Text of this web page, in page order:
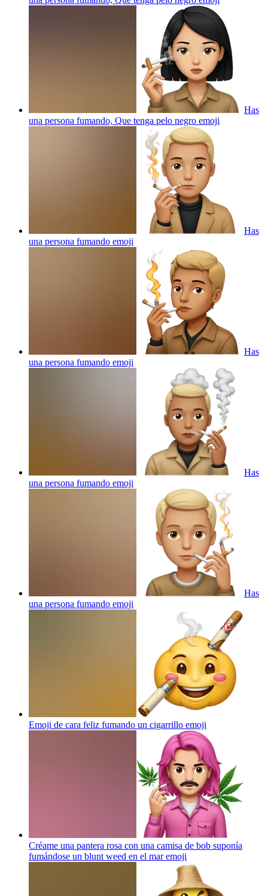
Has
una persona fumando, Que tenga pelo negro emoji
Has
una persona fumando emoji
Has
una persona fumando emoji
Has
una persona fumando emoji
Has
una persona fumando emoji
Emoji de cara feliz fumando un cigarrillo emoji
Créame una pantera rosa con una camisa de bob suponía
fumándose un blunt weed en el maremoji